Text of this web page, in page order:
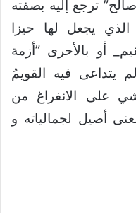
ترجع إليه بصفته
الذي يجعل لها حيزا
أو بالأحرى ”أزمة
يتداعى فيه القويمُ
على الانفراغ من
أصيل لجمالياته و